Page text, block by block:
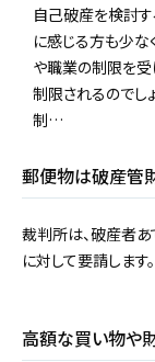
自己破産を検討
に感じる方も少な
や職業の制限を受
制限されるのでし
制…
郵便物は破産管
裁判所は、破産者
に対して要請します
高額な買い物や